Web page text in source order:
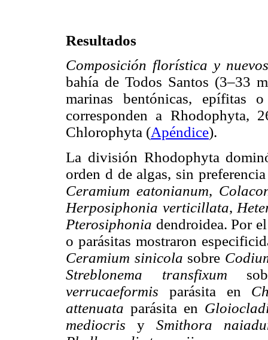
Resultados
Composición florística y
bahía de Todos Santos (3–33
marinas bentónicas, epífitas
corresponden a
Chlorophyta (Apéndice).
La división Rhodophyta
orden d de algas, sin
Ceramium eatonianum,
Herposiphonia verticillata,
Pterosiphonia dendroidea. Por
o parásitas mostraron
Ceramium sinicola sobre
Streblonema transfixum
verrucaeformis parásita en
attenuata parásita en
mediocris y Smithora